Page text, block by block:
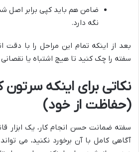
ضامن هم باید کپی برابر اصل
نگه دارد.
بعد از اینکه تمام این مراحل را با دقت
سفته را چک کنید تا هیچ اشتباه یا
نکاتی برای اینکه سرتون
(حفاظت از خود)
سفته ضمانت حسن انجام کار، یک ابزار
آگاهی کامل با آن برخورد نکنید، می